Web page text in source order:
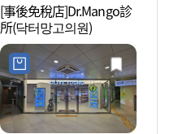
[事後免稅店]Dr.Mango診
所(닥터망고의원)